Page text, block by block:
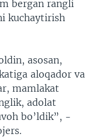
bergan rangli
kuchaytirish
asosan,
aloqador va
mamlakat
adolat
bo’ldik”, -